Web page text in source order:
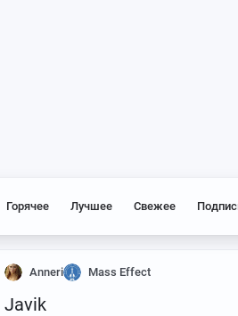
Горячее Лучшее Свежее
Anneri Mass Effect
Javik